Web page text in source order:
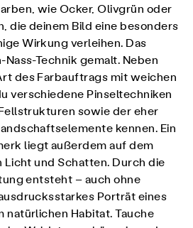
wie Ocker, Olivgrün oder
die deinem Bild eine besonders
Wirkung verleihen. Das
Technik gemalt. Neben
des Farbauftrags mit weichen
verschiedene Pinseltechniken
sowie der eher
kennen. Ein
liegt außerdem auf dem
Licht und Schatten. Durch die
entsteht – auch ohne
Porträt eines
natürlichen Habitat. Tauche